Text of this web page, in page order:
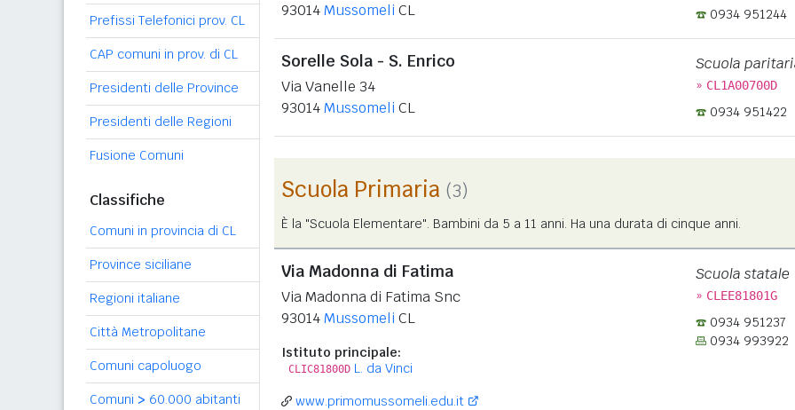
Prefissi Telefonici prov. CL
CAP comuni in prov. di CL
Presidenti delle Province
Presidenti delle Regioni
Fusione Comuni
Classifiche
Comuni in provincia di CL
Province siciliane
Regioni italiane
Città Metropolitane
Comuni capoluogo
Comuni > 60.000 abitanti
93014Mussomeli CL 0934 951244
Sorelle Sola - S. Enrico
Via Vanelle 34
93014Mussomeli CL
Scuola
» CL1A00700D
0934 951422
Scuola Primaria (3)
È la "Scuola Elementare". Bambini da 5 a 11 anni. Ha una durata di cinque anni.
Via Madonna di Fatima
Via Madonna di Fatima Snc
93014Mussomeli CL
Istituto principale:
CLIC81800D L. da Vinci
Scuola statale
» CLEE81801G
0934 951237
0934 993922
www.primomussomeli.edu.it